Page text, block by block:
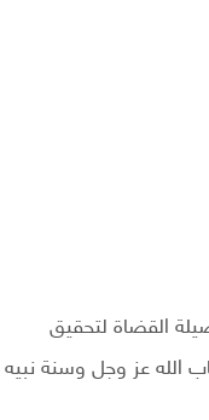
القضاة لتحقيق
الله عز وجل وسنة نبيه